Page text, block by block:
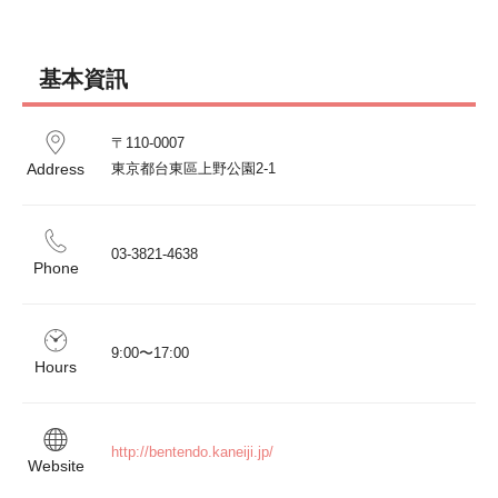
基本資訊
Address
〒110-0007
東京都台東區上野公園2-1
Phone
03-3821-4638
Hours
9:00〜17:00
Website
http://bentendo.kaneiji.jp/